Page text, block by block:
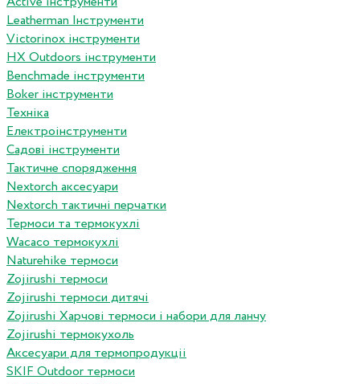
Leatherman Інструменти
Victorinox інструменти
HX Outdoors інструменти
Benchmade інструменти
Boker інструменти
Техніка
Електроінструменти
Садові інструменти
Тактичне спорядження
Nextorch аксесуари
Nextorch тактичні перчатки
Термоси та термокухлі
Wacaco термокухлі
Naturehike термоси
Zojirushi термоси
Zojirushi термоси дитячі
Zojirushi Харчові термоси і набори для ланчу
Zojirushi термокухоль
Аксесуари для термопродукціі
SKIF Outdoor термоси